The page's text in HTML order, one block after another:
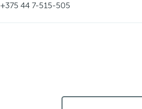
+375 44 7-515-505